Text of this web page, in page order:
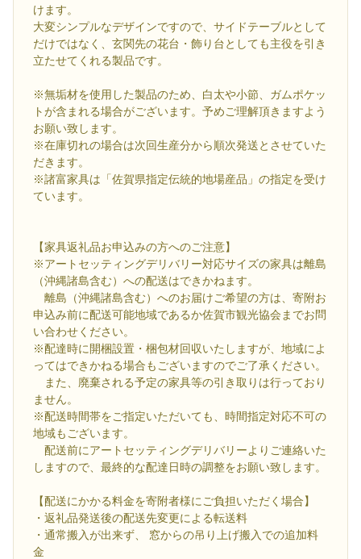
けます。
大変シンプルなデザインですので、サイドテーブルとして
だけではなく、玄関先の花台・飾り台としても主役を引き
立たせてくれる製品です。
※無垢材を使用した製品のため、白太や小節、ガムポケッ
トが含まれる場合がございます。予めご理解頂きますよう
お願い致します。
※在庫切れの場合は次回生産分から順次発送とさせていた
だきます。
※諸富家具は「佐賀県指定伝統的地場産品」の指定を受け
ています。
【家具返礼品お申込みの方へのご注意】
※アートセッティングデリバリー対応サイズの家具は離島
（沖縄諸島含む）への配送はできかねます。
離島（沖縄諸島含む）へのお届けご希望の方は、寄附お
申込み前に配送可能地域であるか佐賀市観光協会までお問
い合わせください。
※配達時に開梱設置・梱包材回収いたしますが、地域によ
ってはできかねる場合もございますのでご了承ください。
また、廃棄される予定の家具等の引き取りは行っており
ません。
※配送時間帯をご指定いただいても、時間指定対応不可の
地域もございます。
配送前にアートセッティングデリバリーよりご連絡いた
しますので、最終的な配達日時の調整をお願い致します。
【配送にかかる料金を寄附者様にご負担いただく場合】
・返礼品発送後の配送先変更による転送料
・通常搬入が出来ず、 窓からの吊り上げ搬入での追加料
金